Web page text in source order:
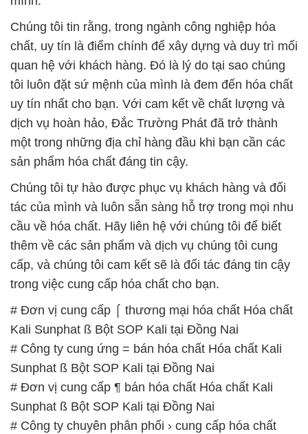
Chúng tôi tin rằng, trong ngành công nghiệp hóa
chất, uy tín là điểm chính để xây dựng và duy trì mối
quan hệ với khách hàng. Đó là lý do tại sao chúng
tôi luôn đặt sứ mệnh của mình là đem đến hóa chất
uy tín nhất cho bạn. Với cam kết về chất lượng và
dịch vụ hoàn hảo, Đắc Trường Phát đã trở thành
một trong những địa chỉ hàng đầu khi bạn cần các
sản phẩm hóa chất đáng tin cậy.
Chúng tôi tự hào được phục vụ khách hàng và đối
tác của mình và luôn sẵn sàng hỗ trợ trong mọi nhu
cầu về hóa chất. Hãy liên hệ với chúng tôi để biết
thêm về các sản phẩm và dịch vụ chúng tôi cung
cấp, và chúng tôi cam kết sẽ là đối tác đáng tin cậy
trong việc cung cấp hóa chất cho bạn.
# Đơn vị cung cấp ⌠ thương mại hóa chất Hóa chất
Kali Sunphat ß Bột SOP Kali tại Đồng Nai
# Công ty cung ứng = bán hóa chất Hóa chất Kali
Sunphat ß Bột SOP Kali tại Đồng Nai
# Đơn vị cung cấp ¶ bán hóa chất Hóa chất Kali
Sunphat ß Bột SOP Kali tại Đồng Nai
# Công ty chuyên phân phối › cung cấp hóa chất